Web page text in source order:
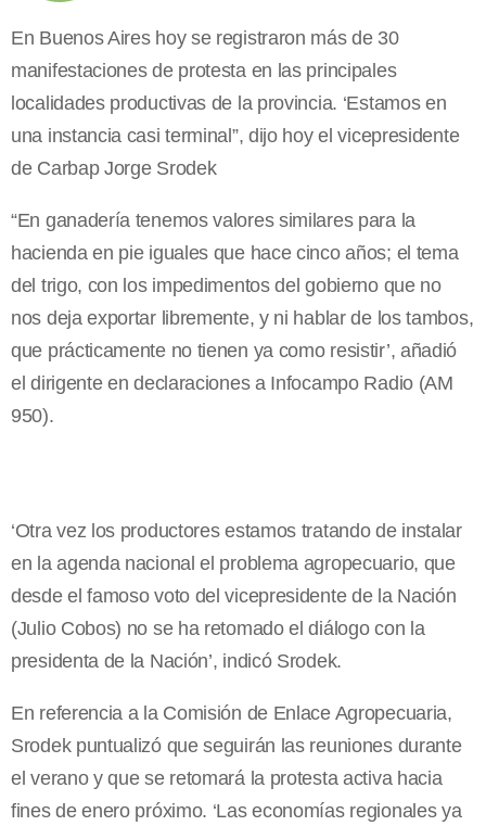
En Buenos Aires hoy se registraron más de 30
manifestaciones de protesta en las principales
localidades productivas de la provincia. ‘Estamos en
una instancia casi terminal”, dijo hoy el vicepresidente
de Carbap Jorge Srodek
“En ganadería tenemos valores similares para la
hacienda en pie iguales que hace cinco años; el tema
del trigo, con los impedimentos del gobierno que no
nos deja exportar libremente, y ni hablar de los tambos,
que prácticamente no tienen ya como resistir’, añadió
el dirigente en declaraciones a Infocampo Radio (AM
950).
‘Otra vez los productores estamos tratando de instalar
en la agenda nacional el problema agropecuario, que
desde el famoso voto del vicepresidente de la Nación
(Julio Cobos) no se ha retomado el diálogo con la
presidenta de la Nación’, indicó Srodek.
En referencia a la Comisión de Enlace Agropecuaria,
Srodek puntualizó que seguirán las reuniones durante
el verano y que se retomará la protesta activa hacia
fines de enero próximo. ‘Las economías regionales ya